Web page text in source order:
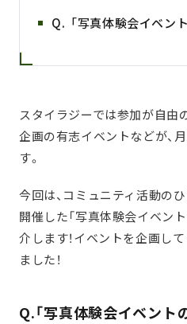
Q.「写真体験会イベン
スタイラジーでは参加が自由
企画の有志イベントなどが、
す。
今回は、コミュニティ活動の
開催した「写真体験会イベント
介します！イベントを企画し
ました！
Q.「写真体験会イベント